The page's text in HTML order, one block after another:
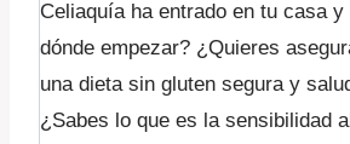
Celiaquía ha entrado en tu casa
dónde empezar? ¿Quieres
una dieta sin gluten segura y
¿Sabes lo que es la sensibilidad